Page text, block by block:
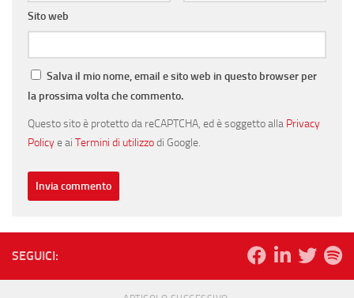
Sito web
Salva il mio nome, email e sito web in questo browser per
la prossima volta che commento.
Questo sito è protetto da reCAPTCHA, ed è soggetto alla Privacy
Policye ai Termini di utilizzodi Google.
SEGUICI: